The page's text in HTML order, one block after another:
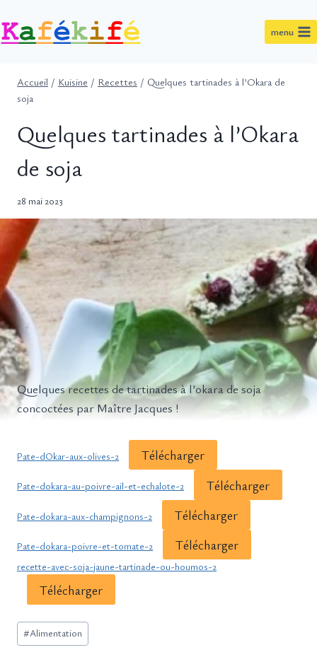
au
contenu
menu
Accueil / Kuisine / Recettes / Quelques tartinades à l’Okara de
soja
Quelques tartinades à l’Okara
de soja
28 mai 2023
Quelques recettes de tartinades à l’okara de soja
concoctées par Maître Jacques !
Pate-dOkar-aux-olives-2 Télécharger
Pate-dokara-au-poivre-ail-et-echalote-2 Télécharger
Pate-dokara-aux-champignons-2 Télécharger
Pate-dokara-poivre-et-tomate-2 Télécharger
recette-avec-soja-jaune-tartinade-ou-houmos-2
Télécharger
Étiquettes
de
#Alimentation